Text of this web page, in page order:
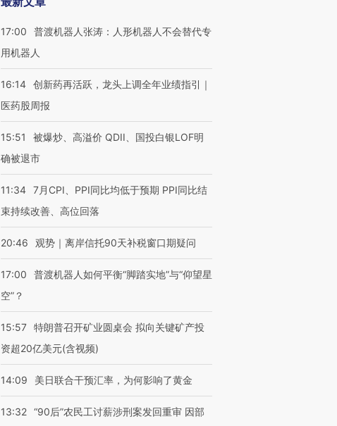
17:00
普渡机器人张涛：人形机器人不会替代专
用机器人
16:14 创新药再活跃，龙头上调全年业绩指引｜
医药股周报
15:51
被爆炒、高溢价 QDII、国投白银LOF明
确被退市
11:34 7月CPI、PPI同比均低于预期 PPI同比结
束持续改善、高位回落
20:46 观势｜离岸信托90天补税窗口期疑问
17:00
普渡机器人如何平衡“脚踏实地”与“仰望星
空”？
15:57 特朗普召开矿业圆桌会 拟向关键矿产投
资超20亿美元(含视频)
14:09 美日联合干预汇率，为何影响了黄金
13:32 “90后”农民工讨薪涉刑案发回重审 因部